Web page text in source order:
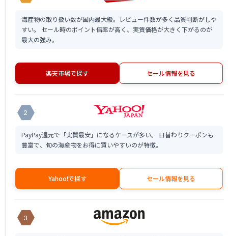
海産物の取り扱い数が国内最大級。レビュー件数が多く品質判断がしや
すい。 セール時のポイント倍率が高く、実質価格が大きく下がるのが
最大の強み。
楽天市場で探す セール情報を見る
2
PayPay還元で「実質最安」になるケースが多い。 日替わりクーポンも
豊富で、旬の海産物をお得に買いやすいのが特徴。
Yahoo!で探す セール情報を見る
3